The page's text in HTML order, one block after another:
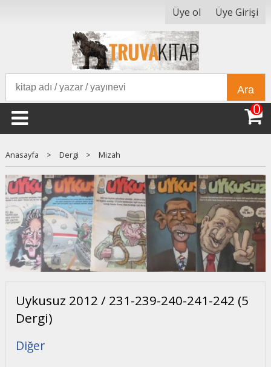
Üye ol Üye Girişi
Ara
0
Anasayfa > Dergi > Mizah
Uykusuz 2012 / 231-239-240-241-242 (5
Dergi)
Diğer